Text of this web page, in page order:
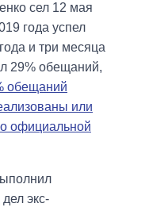
сел 12 мая
года успел
и три месяца
29% обещаний,
обещаний
или
официальной
экс-